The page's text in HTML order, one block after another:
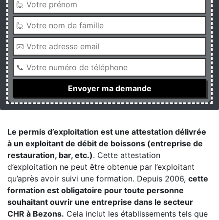
Le permis d’exploitation est une attestation délivrée
à un exploitant de débit de boissons (entreprise de
restauration, bar, etc.). Cette attestation
d’exploitation ne peut être obtenue par l’exploitant
qu’après avoir suivi une formation. Depuis 2006, cette
formation est obligatoire pour toute personne
souhaitant ouvrir une entreprise dans le secteur
CHR à Bezons. Cela inclut les établissements tels que